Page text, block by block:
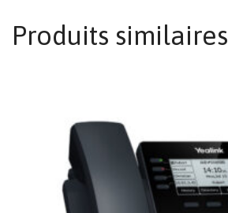
Produits similaires